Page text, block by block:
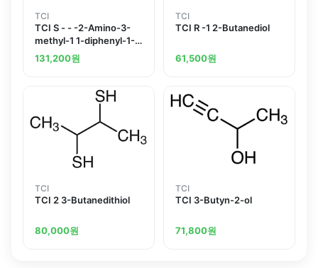
TCI
TCI S - - -2-Amino-3-
methyl-1 1-diphenyl-1-
butanol
131,200원
TCI
TCI R -1 2-Butanediol
61,500원
TCI
TCI 2 3-Butanedithiol
80,000원
TCI
TCI 3-Butyn-2-ol
71,800원